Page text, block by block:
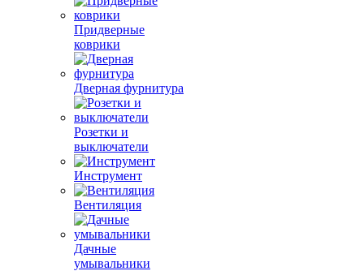
Придверные
коврики
Дверная фурнитура
Розетки и
выключатели
Инструмент
Вентиляция
Дачные
умывальники